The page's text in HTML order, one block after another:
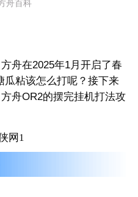
舟在2025年1月开启了春
瓜粘该怎么打呢？接下来
舟OR2的摆完挂机打法攻